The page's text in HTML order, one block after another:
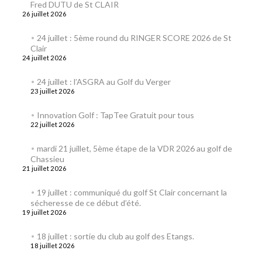
Fred DUTU de St CLAIR
26 juillet 2026
24 juillet : 5ème round du RINGER SCORE 2026 de St
Clair
24 juillet 2026
24 juillet : l’ASGRA au Golf du Verger
23 juillet 2026
Innovation Golf : TapTee Gratuit pour tous
22 juillet 2026
mardi 21 juillet, 5ème étape de la VDR 2026 au golf de
Chassieu
21 juillet 2026
19 juillet : communiqué du golf St Clair concernant la
sécheresse de ce début d’été.
19 juillet 2026
18 juillet : sortie du club au golf des Etangs.
18 juillet 2026